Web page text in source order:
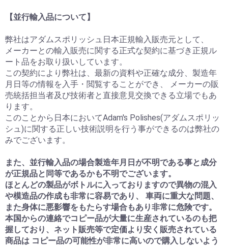
【並行輸入品について】
弊社はアダムスポリッシュ日本正規輸入販売元として、
メーカーとの輸入販売に関する正式な契約に基づき正規ル
ート品をお取り扱いしています。
この契約により弊社は、最新の資料や正確な成分、製造年
月日等の情報を入手・閲覧することができ、 メーカーの販
売統括担当者及び技術者と直接意見交換できる立場でもあ
ります。
このことから日本においてAdam's Polishes(アダムスポリッ
シュ)に関する正しい技術説明を行う事ができるのは弊社の
みでございます。
また、並行輸入品の場合製造年月日が不明である事と成分
が正規品と同等であるかも不明でございます。
ほとんどの製品がボトルに入っておりますので異物の混入
や模造品の作成も非常に容易であり、 車両に重大な問題、
また身体に悪影響をもたらす場合もあり非常に危険です。
本国からの連絡でコピー品が大量に生産されているのも把
握しており、ネット販売等で定価より安く販売されている
商品は コピー品の可能性が非常に高いので購入しないよう